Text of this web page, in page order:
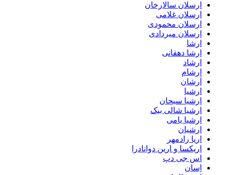
ارسلان سالارخان
ارسلان غلامی
ارسلان محمودی
ارسلان میردادی
ارشا
ارشا دهقانی
ارشاد
ارشام
اَرشان
ارشیا
ارشیا سبحان
ارشیا شالی بیک
ارشیا یامی
ارشیان
اریا رادمهر
اریکسا و ارین دوانادرا
اس جی دپ
اِسان